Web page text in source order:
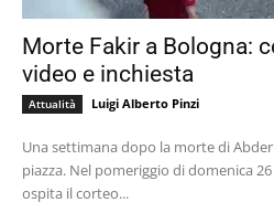
Morte Fakir a Bologna:
video e inchiesta
Attualità Luigi Alberto Pinzi
Una settimana dopo la morte di
piazza. Nel pomeriggio di domenica
ospita il corteo...